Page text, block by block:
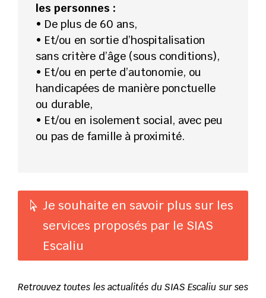
les personnes :
• De plus de 60 ans,
• Et/ou en sortie d’hospitalisation
sans critère d’âge (sous conditions),
• Et/ou en perte d’autonomie, ou
handicapées de manière ponctuelle
ou durable,
• Et/ou en isolement social, avec peu
ou pas de famille à proximité.
Je souhaite en savoir plus sur les
services proposés par le SIAS
Escaliu
Retrouvez toutes les actualités du SIAS Escaliu sur ses